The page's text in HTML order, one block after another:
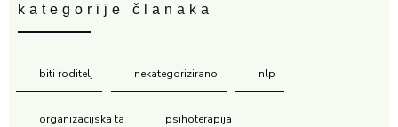
kategorije članaka
biti roditelj nekategorizirano nlp
organizacijska ta psihoterapija